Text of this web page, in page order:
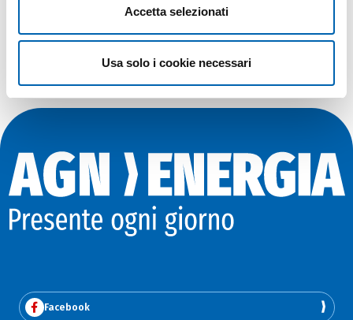
Accetta selezionati
Usa solo i cookie necessari
di usufruire della convenzione rivolgendoti
direttamente ai soggetti indicati.
Facebook